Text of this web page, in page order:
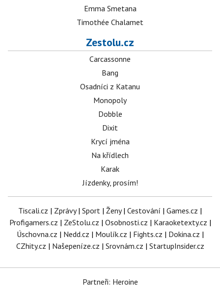
Emma Smetana
Timothée Chalamet
Zestolu.cz
Carcassonne
Bang
Osadníci z Katanu
Monopoly
Dobble
Dixit
Krycí jména
Na křídlech
Karak
Jízdenky, prosím!
Tiscali.cz | Zprávy| Sport | Ženy| Cestování | Games.cz |
Profigamers.cz | ZeStolu.cz | Osobnosti.cz | Karaoketexty.cz |
Úschovna.cz | Nedd.cz | Moulík.cz | Fights.cz | Dokina.cz |
CZhity.cz | Našepeníze.cz | Srovnám.cz | StartupInsider.cz
Partneři: Heroine